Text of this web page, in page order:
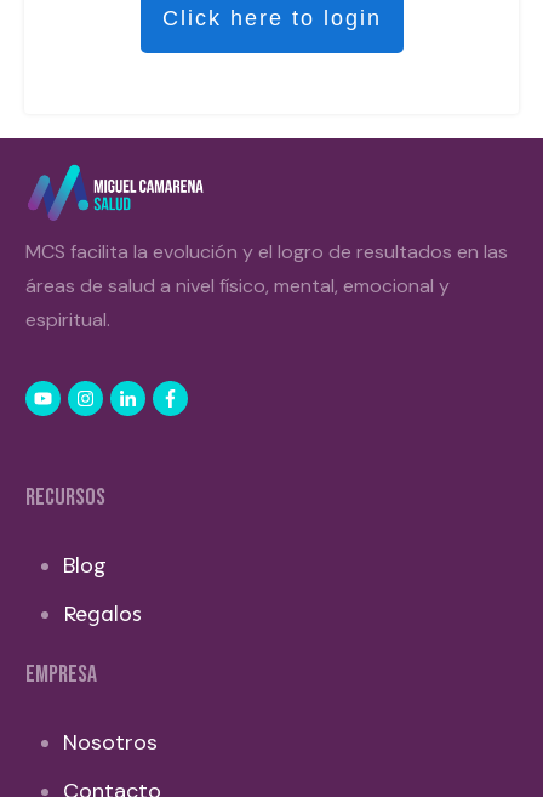
Click here to login
MCS facilita la evolución y el logro de resultados en las
áreas de salud a nivel físico, mental, emocional y
espiritual.
RECURSOS
Blog
Regalos
EMPRESA
Nosotros